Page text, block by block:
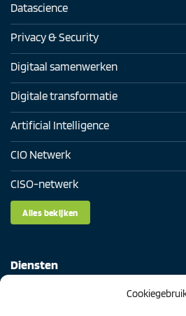
Datascience
Privacy & Security
Digitaal samenwerken
Digitale transformatie
Artificial Intelligence
CIO Netwerk
CISO-netwerk
Alles bekijken
Diensten